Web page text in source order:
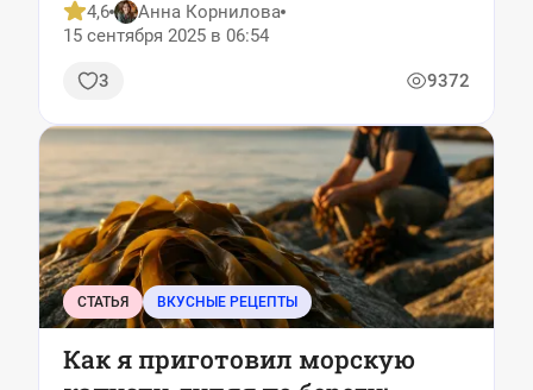
4,6
Анна Корнилова
15 сентября 2025 в 06:54
3 9372
СТАТЬЯ ВКУСНЫЕ РЕЦЕПТЫ
Как я приготовил морскую